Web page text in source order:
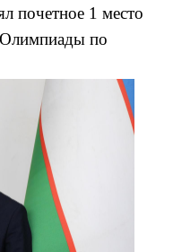
почетное 1 место
Олимпиады по